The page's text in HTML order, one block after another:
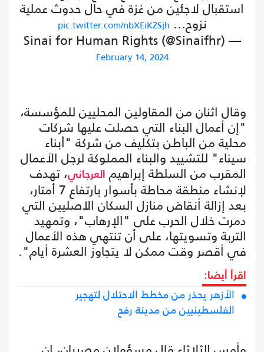
استقبال لاجئين من غزة في حال حدوث عملية
نزوح… pic.twitter.com/nbXEiKZSjh
— Sinai for Human Rights (@Sinaifhr)
February 14, 2024
وقال اثنان من المقاولين المحليين للمؤسسة،
"إن أعمال البناء التي حصلت عليها شركات
محلية من الباطن بتكليف من شركة "أبناء
سيناء" للتشييد والبناء المملوكة لرجل الأعمال
المقرب من السلطة إبراهيم العرجاني، تهدف
لإنشاء منطقة محاطة بأسوار بارتفاع 7 أمتار،
بعد إزالة أنقاض منازل السكان الأصليين التي
دمرت خلال الحرب على "الإرهاب"، وتمهيد
التربة وتسويتها، على أن تنتهي هذه الأعمال
في أقصر وقت ممكن لا يتجاوز العشرة أيام".
اقرأ أيضا:
الأزهر يحذر من مخطط الاحتلال لتهجير
الفلسطينيين من مدينة رفح